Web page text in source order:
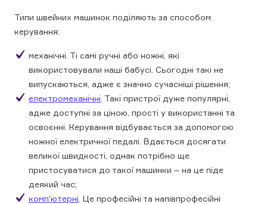
Типи швейних машинок поділяють за способом
керування:
механічні. Ті самі ручні або ножні, які
використовували наші бабусі. Сьогодні такі не
випускаються, адже є значно сучасніші рішення;
електромеханічні . Такі пристрої дуже популярні,
адже доступні за ціною, прості у використанні та
освоєнні. Керування відбувається за допомогою
ножної електричної педалі. Вдається досягати
великої швидкості, однак потрібно ще
пристосуватися до такої машинки – на це піде
деякий час;
комп'ютерні . Це професійні та напівпрофесійні